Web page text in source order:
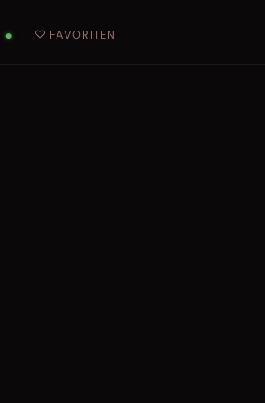
● ♡ FAVORITEN